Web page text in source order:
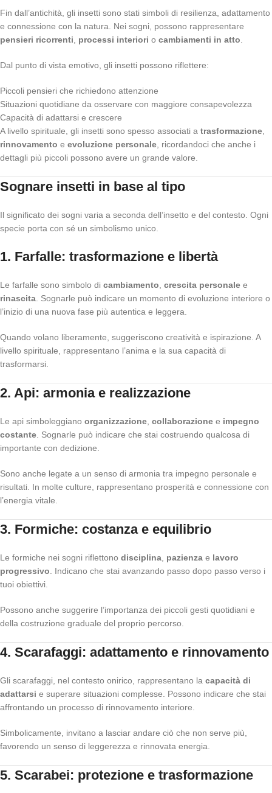
Fin dall’antichità, gli insetti sono stati simboli di resilienza, adattamento
e connessione con la natura. Nei sogni, possono rappresentare
pensieri ricorrenti, processi interiori o cambiamenti in atto.
Dal punto di vista emotivo, gli insetti possono riflettere:
Piccoli pensieri che richiedono attenzione
Situazioni quotidiane da osservare con maggiore consapevolezza
Capacità di adattarsi e crescere
A livello spirituale, gli insetti sono spesso associati a trasformazione,
rinnovamento e evoluzione personale, ricordandoci che anche i
dettagli più piccoli possono avere un grande valore.
Sognare insetti in base al tipo
Il significato dei sogni varia a seconda dell’insetto e del contesto. Ogni
specie porta con sé un simbolismo unico.
1. Farfalle: trasformazione e libertà
Le farfalle sono simbolo di cambiamento, crescita personale e
rinascita. Sognarle può indicare un momento di evoluzione interiore o
l’inizio di una nuova fase più autentica e leggera.
Quando volano liberamente, suggeriscono creatività e ispirazione. A
livello spirituale, rappresentano l’anima e la sua capacità di
trasformarsi.
2. Api: armonia e realizzazione
Le api simboleggiano organizzazione, collaborazione e impegno
costante. Sognarle può indicare che stai costruendo qualcosa di
importante con dedizione.
Sono anche legate a un senso di armonia tra impegno personale e
risultati. In molte culture, rappresentano prosperità e connessione con
l’energia vitale.
3. Formiche: costanza e equilibrio
Le formiche nei sogni riflettono disciplina, pazienza e lavoro
progressivo. Indicano che stai avanzando passo dopo passo verso i
tuoi obiettivi.
Possono anche suggerire l’importanza dei piccoli gesti quotidiani e
della costruzione graduale del proprio percorso.
4. Scarafaggi: adattamento e rinnovamento
Gli scarafaggi, nel contesto onirico, rappresentano la capacità di
adattarsi e superare situazioni complesse. Possono indicare che stai
affrontando un processo di rinnovamento interiore.
Simbolicamente, invitano a lasciar andare ciò che non serve più,
favorendo un senso di leggerezza e rinnovata energia.
5. Scarabei: protezione e trasformazione